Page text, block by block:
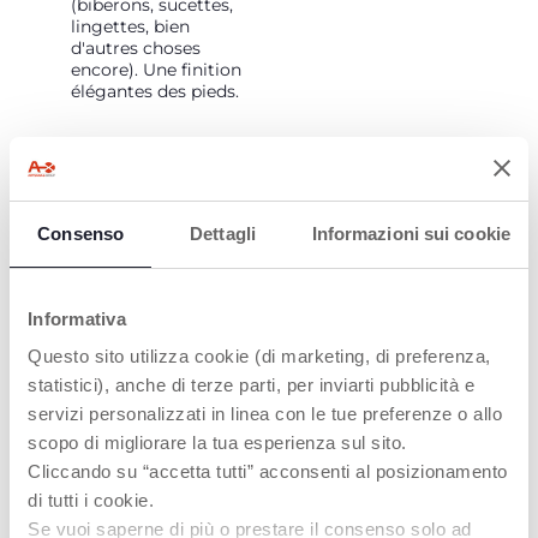
Consenso Dettagli Informazioni sui cookie
Informativa
Questo sito utilizza cookie (di marketing, di preferenza,
statistici), anche di terze parti, per inviarti pubblicità e
servizi personalizzati in linea con le tue preferenze o allo
scopo di migliorare la tua esperienza sul sito.
Cliccando su “accetta tutti” acconsenti al posizionamento
di tutti i cookie.
Se vuoi saperne di più o prestare il consenso solo ad
(biberons, sucettes,
lingettes, bien
d'autres choses
encore). Une finition
élégantes des pieds.
FACILE À
DÉPLACER
Grâce aux 4 roues, les
parents peuvent
l'utiliser dans
différentes pièces de
la maison.
AVEC LA PLUPART
DES LITS
Le lit peut être réglé
sur 11 niveaux de
hauteur pour
s'adapter à différents
innovant d'installation